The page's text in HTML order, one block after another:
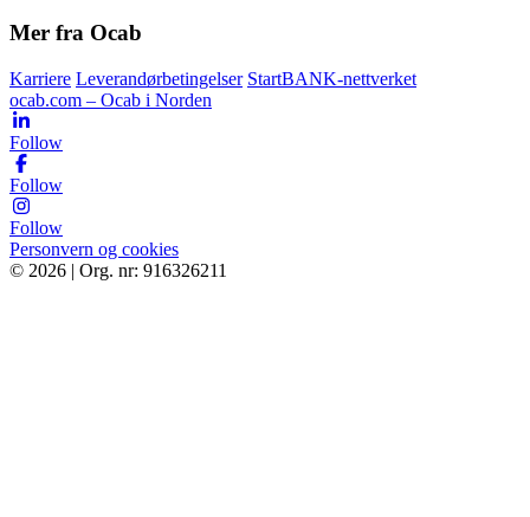
Mer fra Ocab
Karriere Leverandørbetingelser StartBANK-nettverket
ocab.com – Ocab i Norden
Follow
Follow
Follow
Personvern og cookies
© 2026 | Org. nr: 916326211